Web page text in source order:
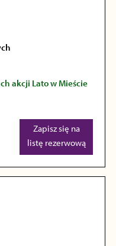
akcji Lato w Mieście
Zapisz się na
listę rezerwową